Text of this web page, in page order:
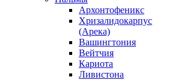
Архонтофеникс
Хризалидокарпус
(Арека)
Вашингтония
Вейтчия
Кариота
Ливистона